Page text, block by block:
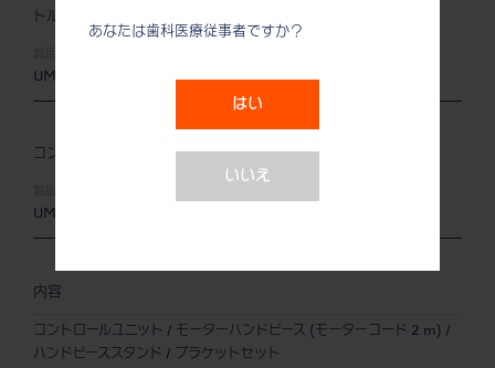
あなたは歯科医療従事者ですか？
はい
いいえ
トルクセット
UMXL-KT Y141452
コンパクトセット
UMXL-KC
内容
コントロールユニット / モーターハンドピース (モーターコード 2 m) /
ハンドピーススタンド / ブラケットセット